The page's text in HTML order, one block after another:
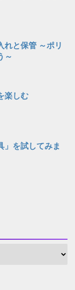
れと保管 ～ポリ
～
楽しむ
」を試してみま